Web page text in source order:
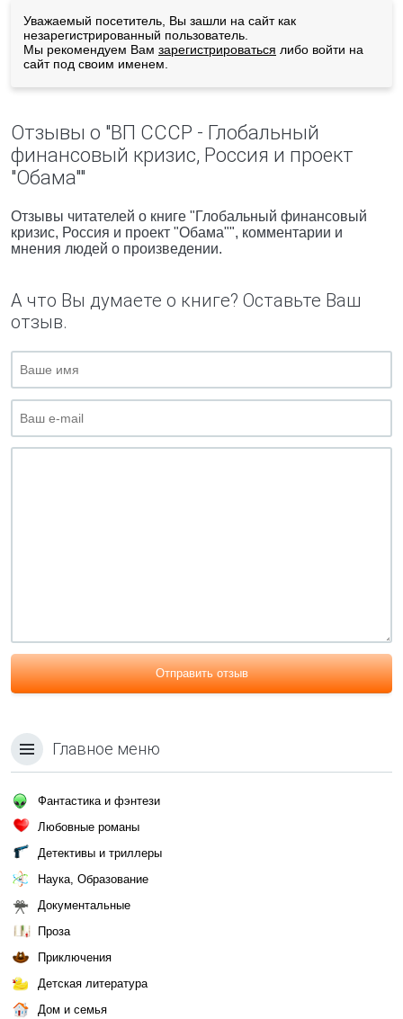
Уважаемый посетитель, Вы зашли на сайт как
незарегистрированный пользователь.
Мы рекомендуем Вам зарегистрироваться либо войти на
сайт под своим именем.
Отзывы о "ВП СССР - Глобальный
финансовый кризис, Россия и проект
"Обама""
Отзывы читателей о книге "Глобальный финансовый
кризис, Россия и проект "Обама"", комментарии и
мнения людей о произведении.
А что Вы думаете о книге? Оставьте Ваш
отзыв.
Отправить отзыв
Главное меню
Фантастика и фэнтези
Любовные романы
Детективы и триллеры
Наука, Образование
Документальные
Проза
Приключения
Детская литература
Дом и семья